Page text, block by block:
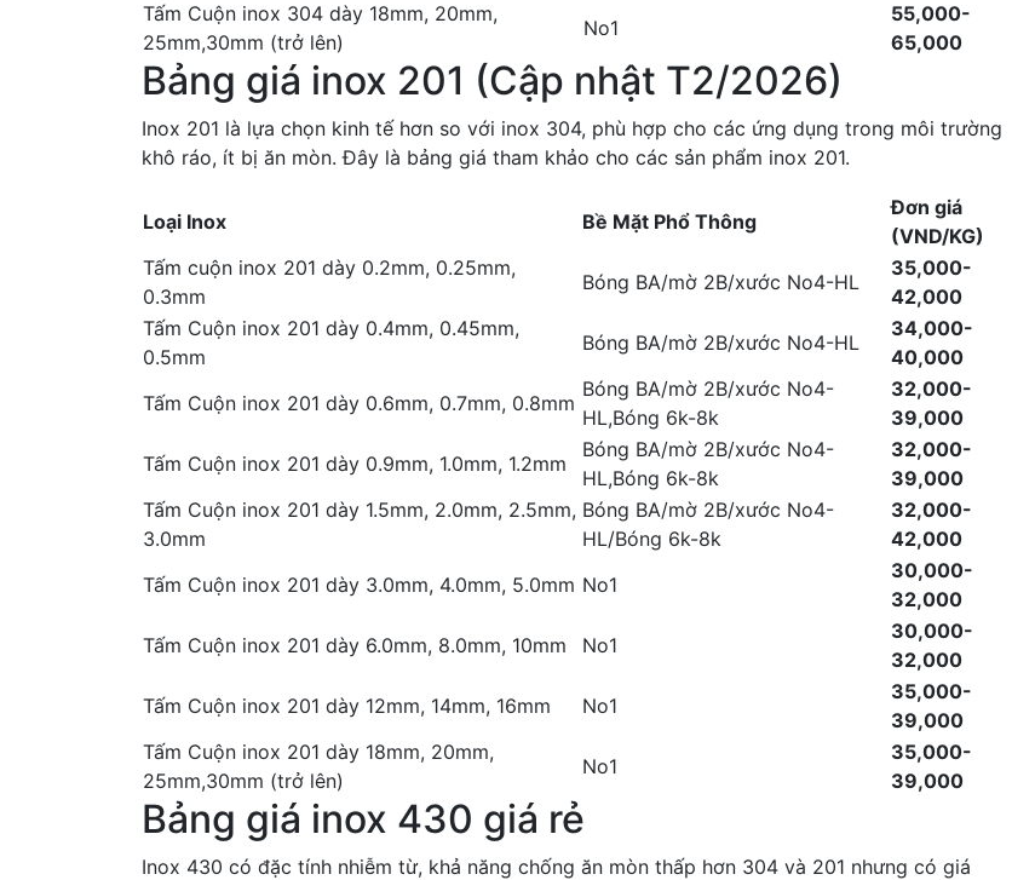
Tấm Cuộn inox 304 dày 18mm, 20mm,
25mm,30mm (trở lên)
No1
55,000-
65,000
Bảng giá inox 201 (Cập nhật T2/2026)
Inox 201 là lựa chọn kinh tế hơn so với inox 304, phù hợp cho các ứng dụng trong môi trường
khô ráo, ít bị ăn mòn. Đây là bảng giá tham khảo cho các sản phẩm inox 201.
Loại Inox Bề Mặt Phổ Thông
Đơn giá
(VND/KG)
Tấm cuộn inox 201 dày 0.2mm, 0.25mm,
0.3mm
Bóng BA/mờ 2B/xước No4-HL
35,000-
42,000
Tấm Cuộn inox 201 dày 0.4mm, 0.45mm,
0.5mm
Bóng BA/mờ 2B/xước No4-HL
34,000-
40,000
Tấm Cuộn inox 201 dày 0.6mm, 0.7mm, 0.8mm
Bóng BA/mờ 2B/xước No4-
HL,Bóng 6k-8k
32,000-
39,000
Tấm Cuộn inox 201 dày 0.9mm, 1.0mm, 1.2mm
Bóng BA/mờ 2B/xước No4-
HL,Bóng 6k-8k
32,000-
39,000
Tấm Cuộn inox 201 dày 1.5mm, 2.0mm, 2.5mm,
3.0mm
Bóng BA/mờ 2B/xước No4-
HL/Bóng 6k-8k
32,000-
42,000
Tấm Cuộn inox 201 dày 3.0mm, 4.0mm, 5.0mm No1
30,000-
32,000
Tấm Cuộn inox 201 dày 6.0mm, 8.0mm, 10mm
No1
30,000-
32,000
Tấm Cuộn inox 201 dày 12mm, 14mm, 16mm
No1
35,000-
39,000
Tấm Cuộn inox 201 dày 18mm, 20mm,
25mm,30mm (trở lên)
No1
35,000-
39,000
Bảng giá inox 430 giá rẻ
Inox 430 có đặc tính nhiễm từ, khả năng chống ăn mòn thấp hơn 304 và 201 nhưng có giá